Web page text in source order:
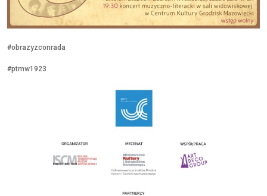
#obrazyzconrada
#ptmw1923